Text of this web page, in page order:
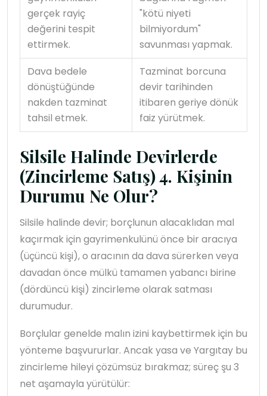
gerçek rayiç
değerini tespit
ettirmek.
"kötü niyeti
bilmiyordum"
savunması yapmak.
Dava bedele
dönüştüğünde
nakden tazminat
tahsil etmek.
Tazminat borcuna
devir tarihinden
itibaren geriye dönük
faiz yürütmek.
Silsile Halinde Devirlerde
(Zincirleme Satış) 4. Kişinin
Durumu Ne Olur?
Silsile halinde devir; borçlunun alacaklıdan mal
kaçırmak için gayrimenkulünü önce bir aracıya
(üçüncü kişi), o aracının da dava sürerken veya
davadan önce mülkü tamamen yabancı birine
(dördüncü kişi) zincirleme olarak satması
durumudur.
Borçlular genelde malın izini kaybettirmek için bu
yönteme başvururlar. Ancak yasa ve Yargıtay bu
zincirleme hileyi çözümsüz bırakmaz; süreç şu 3
net aşamayla yürütülür: